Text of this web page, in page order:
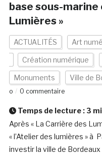
base sous-marine
Lumières »
ACTUALITÉS Art
Création numérique
Monuments Ville de
o
0 commentaire
Temps de lecture : 3
Après « La Carrière des
« l’Atelier des lumières »
investir la ville de